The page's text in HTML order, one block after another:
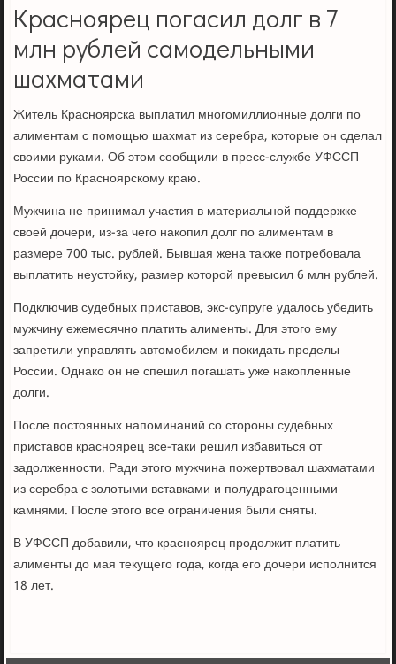
Красноярец погасил долг в 7
млн рублей самодельными
шахматами
Житель Красноярска выплатил многомиллионные долги по
алиментам с помощью шахмат из серебра, которые он сделал
своими руками. Об этом сообщили в пресс-службе УФССП
России по Красноярскому краю.
Мужчина не принимал участия в материальной поддержке
своей дочери, из-за чего накопил долг по алиментам в
размере 700 тыс. рублей. Бывшая жена также потребовала
выплатить неустойку, размер которой превысил 6 млн рублей.
Подключив судебных приставов, экс-супруге удалось убедить
мужчину ежемесячно платить алименты. Для этого ему
запретили управлять автомобилем и покидать пределы
России. Однако он не спешил погашать уже накопленные
долги.
После постоянных напоминаний со стороны судебных
приставов красноярец все-таки решил избавиться от
задолженности. Ради этого мужчина пожертвовал шахматами
из серебра с золотыми вставками и полудрагоценными
камнями. После этого все ограничения были сняты.
В УФССП добавили, что красноярец продолжит платить
алименты до мая текущего года, когда его дочери исполнится
18 лет.